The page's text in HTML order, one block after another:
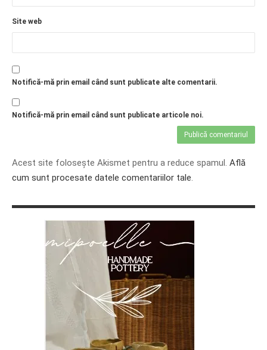
Site web
Notifică-mă prin email când sunt publicate alte comentarii.
Notifică-mă prin email când sunt publicate articole noi.
Acest site folosește Akismet pentru a reduce spamul. Află
cum sunt procesate datele comentariilor tale.